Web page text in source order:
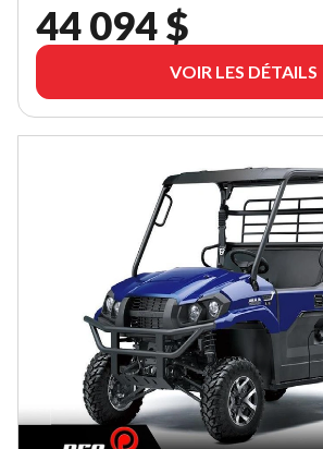
44 094 $
VOIR LES DÉTAILS